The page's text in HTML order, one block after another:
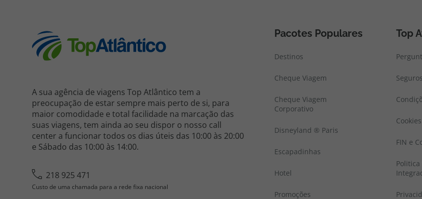
A sua agência de viagens Top Atlântico tem a
preocupação de estar sempre mais perto de si, para
maior comodidade e total facilidade na marcação das
suas viagens, tem ainda ao seu dispor o nosso call
center a funcionar todos os dias úteis das 10:00 às 20:00
e Sábado das 10:00 às 14:00.
218 925 471
Custo de uma chamada para a rede fixa nacional
Pacotes Populares
Destinos
Cheque Viagem
Cheque Viagem
Corporativo
Disneyland ® Paris
Escapadinhas
Hotel
Promoções
Top
Cookies
FIN e
Politica